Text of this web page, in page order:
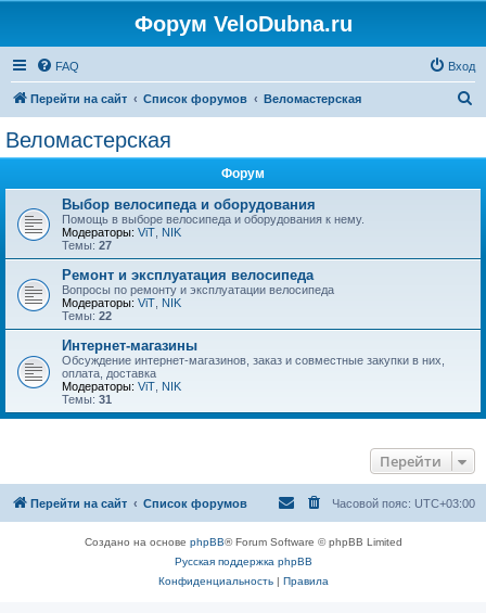
Форум VeloDubna.ru
FAQ Вход
Перейти на сайт Список форумов Веломастерская
Веломастерская
Форум
Выбор велосипеда и оборудования
Помощь в выборе велосипеда и оборудования к нему.
Модераторы: ViT NIK
Темы: 27
Ремонт и эксплуатация велосипеда
Вопросы по ремонту и эксплуатации велосипеда
Модераторы: ViT NIK
Темы: 22
Интернет-магазины
Обсуждение интернет-магазинов, заказ и совместные закупки в них,
оплата, доставка
Модераторы: ViT NIK
Темы: 31
Перейти
Перейти на сайт Список форумов Часовой пояс: UTC+03:00
Создано на основе phpBB® Forum Software © phpBB Limited
Русская поддержка phpBB
Конфиденциальность| Правила